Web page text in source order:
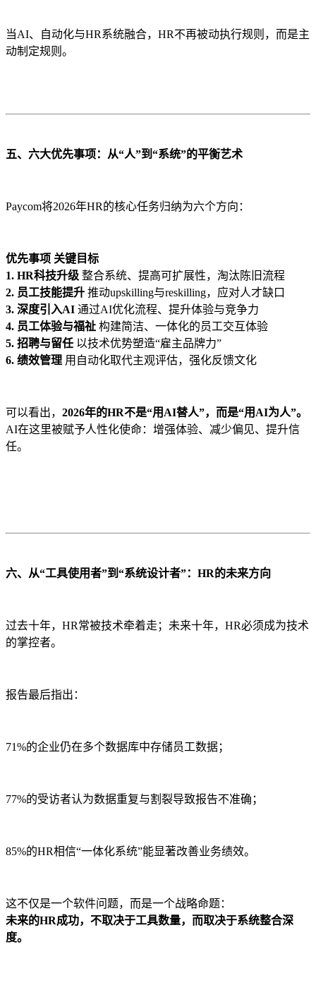
当AI、自动化与HR系统融合，HR不再被动执行规则，而是主
动制定规则。
五、六大优先事项：从“人”到“系统”的平衡艺术
Paycom将2026年HR的核心任务归纳为六个方向：
优先事项 关键目标
1. HR科技升级 整合系统、提高可扩展性，淘汰陈旧流程
2. 员工技能提升 推动upskilling与reskilling，应对人才缺口
3. 深度引入AI 通过AI优化流程、提升体验与竞争力
4. 员工体验与福祉 构建简洁、一体化的员工交互体验
5. 招聘与留任 以技术优势塑造“雇主品牌力”
6. 绩效管理 用自动化取代主观评估，强化反馈文化
可以看出， 2026年的HR不是“用AI替人”，而是“用AI为人”。
AI在这里被赋予人性化使命：增强体验、减少偏见、提升信
任。
六、从“工具使用者”到“系统设计者”：HR的未来方向
过去十年，HR常被技术牵着走；未来十年，HR必须成为技术
的掌控者。
报告最后指出：
71%的企业仍在多个数据库中存储员工数据；
77%的受访者认为数据重复与割裂导致报告不准确；
85%的HR相信“一体化系统”能显著改善业务绩效。
这不仅是一个软件问题，而是一个战略命题：
未来的HR成功，不取决于工具数量，而取决于系统整合深
度。